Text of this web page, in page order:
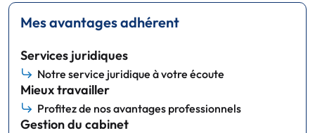
Mes avantages adhérent
Services juridiques
Notre service juridique à votre écoute
Mieux travailler
Profitez de nos avantages professionnels
Gestion du cabinet